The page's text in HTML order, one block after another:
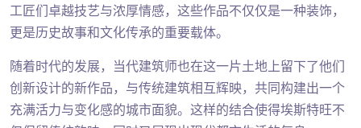
工匠们卓越技艺与浓厚情感，这些作品不仅仅是一种装饰，
更是历史故事和文化传承的重要载体。
随着时代的发展，当代建筑师也在这一片土地上留下了他们
创新设计的新作品，与传统建筑相互辉映，共同构建出一个
充满活力与变化感的城市面貌。这样的结合使得埃斯特旺不